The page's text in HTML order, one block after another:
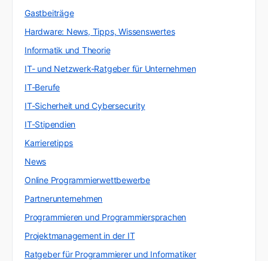
Gastbeiträge
Hardware: News, Tipps, Wissenswertes
Informatik und Theorie
IT- und Netzwerk-Ratgeber für Unternehmen
IT-Berufe
IT-Sicherheit und Cybersecurity
IT-Stipendien
Karrieretipps
News
Online Programmierwettbewerbe
Partnerunternehmen
Programmieren und Programmiersprachen
Projektmanagement in der IT
Ratgeber für Programmierer und Informatiker